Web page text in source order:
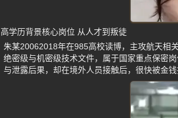
高学历背景核心岗位 从人才到叛徒
朱某20062018年在985高校读博，主攻航天相
绝密级与机密级技术文件，属于国家重点保密
与泄露后果，却在境外人员接触后，很快被金